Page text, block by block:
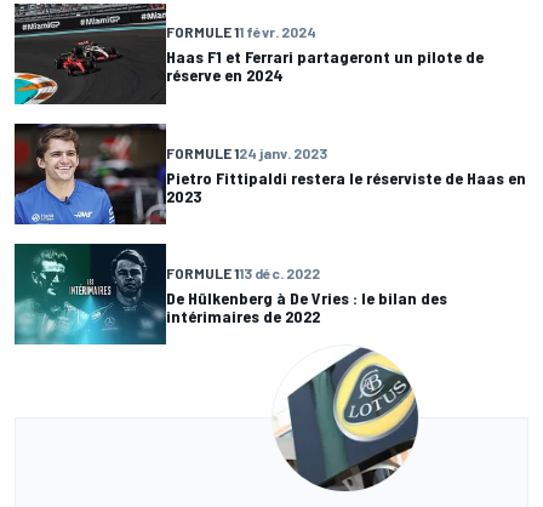
FORMULE 11 févr. 2024
Haas F1 et Ferrari partageront un pilote de
réserve en 2024
FORMULE 124 janv. 2023
Pietro Fittipaldi restera le réserviste de Haas en
2023
FORMULE 113 déc. 2022
De Hülkenberg à De Vries : le bilan des
intérimaires de 2022